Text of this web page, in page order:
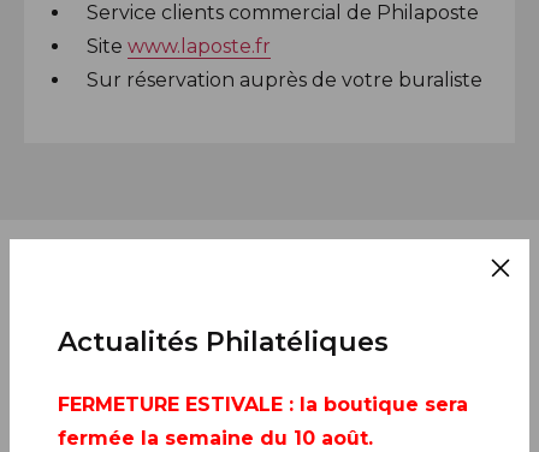
Service clients commercial de Philaposte
Site www.laposte.fr
Sur réservation auprès de votre buraliste
Bienvenue dans l’univers des pâtisseries
françaises ! Un monde de tradition,
Actualités Philatéliques
FERMETURE ESTIVALE : la boutique sera
fermée la semaine du 10 août.